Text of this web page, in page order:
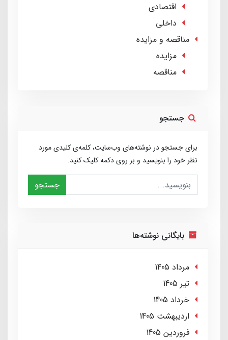
اقتصادی
داخلی
مناقصه و مزایده
مزایده
مناقصه
جستجو
برای جستجو در نوشته‌های وب‌سایت، کلمه‌ی کلیدی مورد
نظر خود را بنویسید و بر روی دکمه کلیک کنید.
جستجو
بایگانی نوشته‌ها
مرداد 1405
تير 1405
خرداد 1405
ارديبهشت 1405
فروردین 1405